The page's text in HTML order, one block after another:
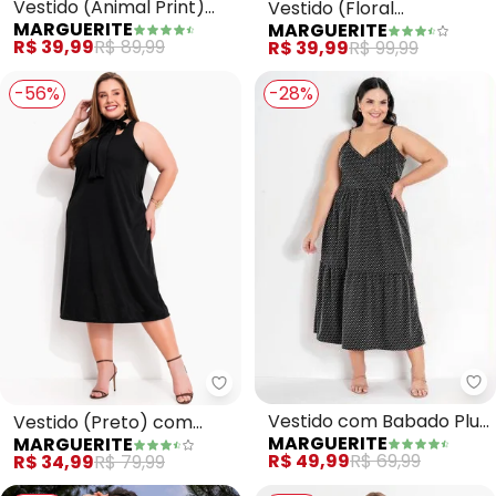
Vestido (Animal Print)
com Babado Plus Size
MARGUERITE
R$ 39,99R$ 89,99
Vestido (Floral
Ultravioleta) em Jersey
Acetinado
MARGUERITE
R$ 39,99R$ 99,99
-56%
Marguerite - Vestido (Preto)
Vestido (Preto) com
Gola Gravata
MARGUERITE
R$ 34,99R$ 79,99
-28%
Vestido com Babado Plus
Size (Poá Preto)
MARGUERITE
R$ 49,99R$ 69,99